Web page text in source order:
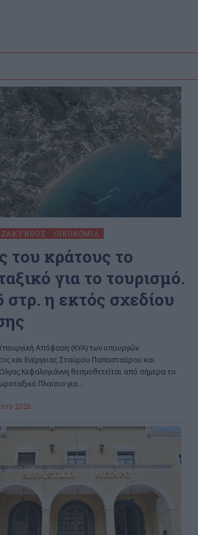
ΖΆΚΥΝΘΟΣ ΟΙΚΟΝΟΜΊΑ
του κράτους το
για το τουρισμό.
στρ. η εκτός σχεδίου
Απόφαση (ΚΥΑ) των υπουργών
και Ενέργειας Σταύρου Παπασταύρου και
Κεφαλογιάννη θεσμοθετείται από σήμερα το
Πλαίσιο για…
2026